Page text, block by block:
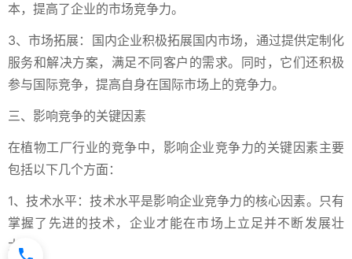
本，提高了企业的市场竞争力。
3、市场拓展：国内企业积极拓展国内市场，通过提供定制化
服务和解决方案，满足不同客户的需求。同时，它们还积极
参与国际竞争，提高自身在国际市场上的竞争力。
三、影响竞争的关键因素
在植物工厂行业的竞争中，影响企业竞争力的关键因素主要
包括以下几个方面：
1、技术水平：技术水平是影响企业竞争力的核心因素。只有
掌握了先进的技术，企业才能在市场上立足并不断发展壮
大。